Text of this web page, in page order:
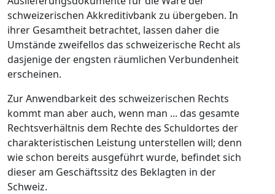
schweizerischen Akkreditivbank zu übergeben. In
ihrer Gesamtheit betrachtet, lassen daher die
Umstände zweifellos das schweizerische Recht als
dasjenige der engsten räumlichen Verbundenheit
erscheinen.
Zur Anwendbarkeit des schweizerischen Rechts
kommt man aber auch, wenn man ... das gesamte
Rechtsverhältnis dem Rechte des Schuldortes der
charakteristischen Leistung unterstellen will; denn
wie schon bereits ausgeführt wurde, befindet sich
dieser am Geschäftssitz des Beklagten in der
Schweiz.